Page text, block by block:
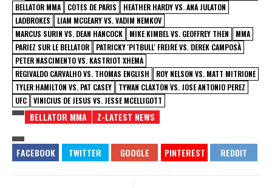
BELLATOR MMA
COTES DE PARIS
HEATHER HARDY VS. ANA JULATON
LADBROKES
LIAM MCGEARY VS. VADIM NEMKOV
MARCUS SURIN VS. DEAN HANCOCK
MIKE KIMBEL VS. GEOFFREY THEN
MMA
PARIEZ SUR LE BELLATOR
PATRICKY 'PITBULL' FREIRE VS. DEREK CAMPOSÀ
PETER NASCIMENTO VS. KASTRIOT XHEMA
REGIVALDO CARVALHO VS. THOMAS ENGLISH
ROY NELSON VS. MATT MITRIONE
TYLER HAMILTON VS. PAT CASEY
TYWAN CLAXTON VS. JOSE ANTONIO PEREZ
UFC
VINICIUS DE JESUS VS. JESSE MCELLIGOTT
BELLATOR MMA Z-LATEST NEWS